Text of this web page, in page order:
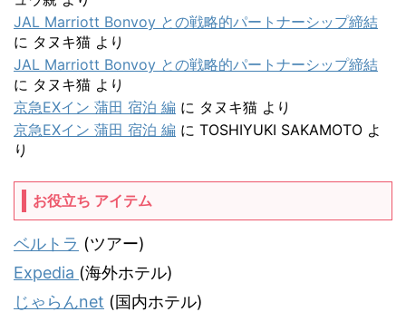
JAL Marriott Bonvoy との戦略的パートナーシップ締結
に タヌキ猫 より
JAL Marriott Bonvoy との戦略的パートナーシップ締結
に タヌキ猫 より
京急EXイン 蒲田 宿泊 編 に タヌキ猫 より
京急EXイン 蒲田 宿泊 編 に TOSHIYUKI SAKAMOTO よ
り
お役立ち アイテム
ベルトラ (ツアー)
Expedia (海外ホテル)
じゃらんnet (国内ホテル)